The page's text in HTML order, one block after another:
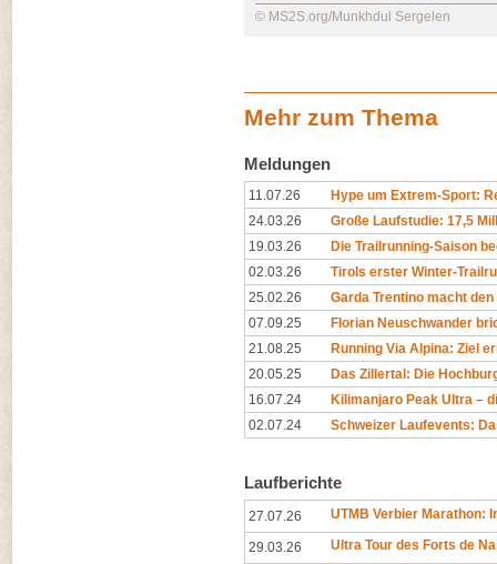
© MS2S.org/Munkhdul Sergelen
Mehr zum Thema
Meldungen
11.07.26
Hype um Extrem-Sport:
24.03.26
Große Laufstudie: 17,5
19.03.26
Die Trailrunning-Saison
02.03.26
Tirols erster Winter-
25.02.26
Garda Trentino macht
07.09.25
Florian Neuschwander
21.08.25
Running Via Alpina: Ziel
20.05.25
Das Zillertal: Die
16.07.24
Kilimanjaro Peak Ultra –
02.07.24
Schweizer Laufevents:
Laufberichte
27.07.26 UTMB Verbier Marathon:
29.03.26 Ultra Tour des Forts de